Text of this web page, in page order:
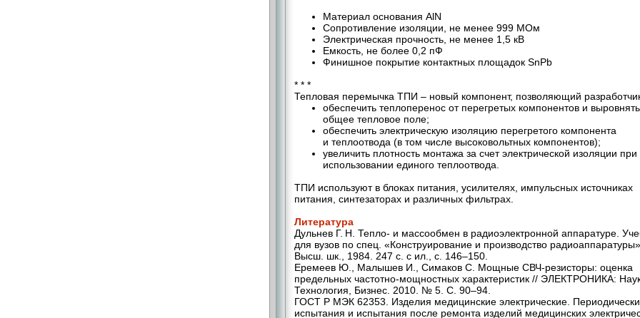
Материал основания AlN
Сопротивление изоляции, не менее 999 МОм
Электрическая прочность, не менее 1,5 кВ
Емкость, не более 0,2 пФ
Финишное покрытие контактных площадок SnPb
* * *
Тепловая перемычка ТПИ – ​новый компонент, позволяющий
обеспечить теплоперенос от перегретых компонентов и выровнять
общее тепловое поле;
обеспечить электрическую изоляцию перегретого компонента
и теплоотвода (в том числе высоковольтных компонентов);
увеличить плотность монтажа за счет электрической изоляции при
использовании единого теплоотвода.
ТПИ используют в блоках питания, усилителях, импульсных источниках
питания, синтезаторах и различных фильтрах.
Литература
Дульнев Г. Н. Тепло- и массообмен в радиоэлектронной аппаратуре.
для вузов по спец. «Конструирование и производство
Высш. шк., 1984. 247 с. с ил., с. 146–150.
Еремеев Ю., Малышев И., Симаков С. Мощные СВЧ-резисторы: оценка
предельных частотно-­мощностных характеристик // ЭЛЕКТРОНИКА:
Технология, Бизнес. 2010. № 5. С. 90–94.
ГОСТ Р МЭК 62353. Изделия медицинские электрические.
испытания и испытания после ремонта изделий медицинских